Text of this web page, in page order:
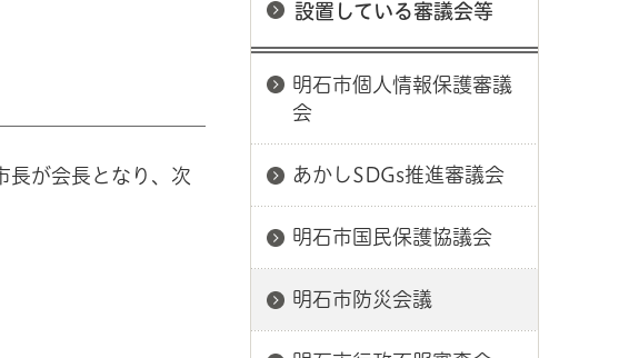
が会長となり、次
設置している審議会等
明石市個人情報保護審議
会
あかしSDGs推進審議会
明石市国民保護協議会
明石市防災会議